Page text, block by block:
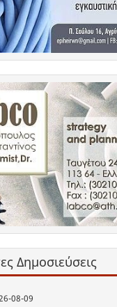
Δημοσιεύσεις
08-09